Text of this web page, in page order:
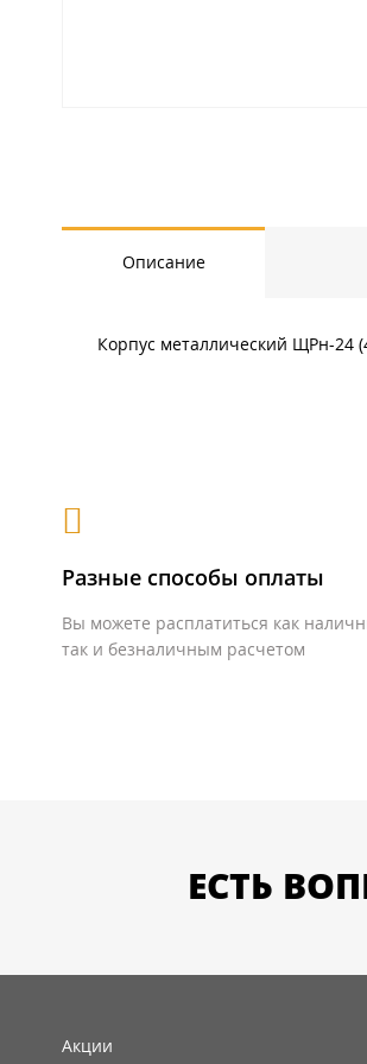
Описание
Корпус металлический ЩРн-24
Разные способы оплаты
Вы можете расплатиться как
так и безналичным расчетом
ЕСТЬ
Акции